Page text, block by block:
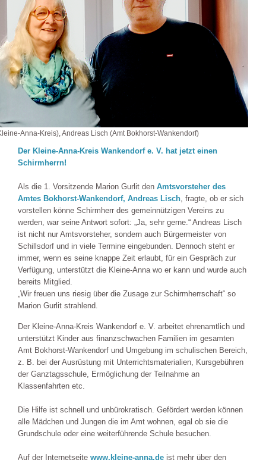
Anna-Kreis), Andreas Lisch (Amt Bokhorst-Wankendorf)
Der Kleine-Anna-Kreis Wankendorf e. V. hat jetzt einen
Schirmherrn!
Als die 1. Vorsitzende Marion Gurlit den Amtsvorsteher des
Amtes Bokhorst-Wankendorf, Andreas Lisch, fragte, ob er sich
vorstellen könne Schirmherr des gemeinnützigen Vereins zu
werden, war seine Antwort sofort: „Ja, sehr gerne.“ Andreas Lisch
ist nicht nur Amtsvorsteher, sondern auch Bürgermeister von
Schillsdorf und in viele Termine eingebunden. Dennoch steht er
immer, wenn es seine knappe Zeit erlaubt, für ein Gespräch zur
Verfügung, unterstützt die Kleine-Anna wo er kann und wurde auch
bereits Mitglied.
„Wir freuen uns riesig über die Zusage zur Schirmherrschaft“ so
Marion Gurlit strahlend.
Der Kleine-Anna-Kreis Wankendorf e. V. arbeitet ehrenamtlich und
unterstützt Kinder aus finanzschwachen Familien im gesamten
Amt Bokhorst-Wankendorf und Umgebung im schulischen Bereich,
z. B. bei der Ausrüstung mit Unterrichtsmaterialien, Kursgebühren
der Ganztagsschule, Ermöglichung der Teilnahme an
Klassenfahrten etc.
Die Hilfe ist schnell und unbürokratisch. Gefördert werden können
alle Mädchen und Jungen die im Amt wohnen, egal ob sie die
Grundschule oder eine weiterführende Schule besuchen.
Auf der Internetseite www.kleine-anna.de ist mehr über den